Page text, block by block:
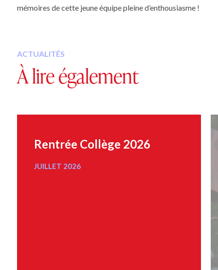
mémoires de cette jeune équipe pleine d’enthousiasme !
ACTUALITÉS
À lire également
Rentrée Collège 2026
JUILLET 2026